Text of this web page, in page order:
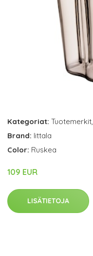
Kategoriat: Tuotemerkit,
Brand: Iittala
Color: Ruskea
109 EUR
LISÄTIETOJA